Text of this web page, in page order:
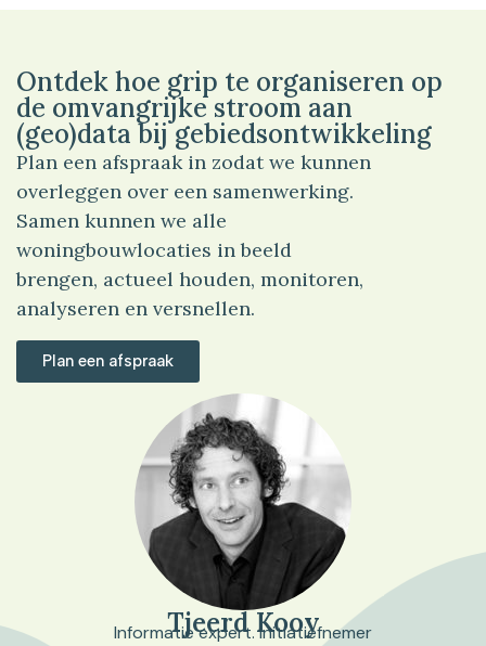
Ontdek hoe grip te organiseren op
de omvangrijke stroom aan
(geo)data bij gebiedsontwikkeling
Plan een afspraak in zodat we kunnen
overleggen over een samenwerking.
Samen kunnen we alle
woningbouwlocaties in beeld
brengen, actueel houden, monitoren,
analyseren en versnellen.
Plan een afspraak
Tjeerd Kooy
Informatie expert. Initiatiefnemer